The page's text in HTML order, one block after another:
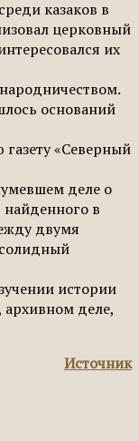
казаков в
церковный
их
оснований
«Северный
деле о
найденного в
двумя
истории
архивном деле,
Источник